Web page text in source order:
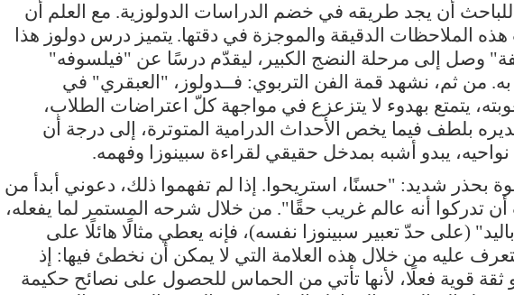
للباحث أن يجد طريقه في خضم الدراسات الدولوزية. مع العلم أن
الملاحظات الدقيقة والموجزة في دقتها. يتميز درس دولوز هذا
وصل إلى مرحلة النضج الكبير، ليقدّم درسًا عن "فيلسوفه"
من ثم، نشهد قمة الفن التربوي: فــدولوز، "العبقري" في
يتمتع بهدوء لا يتزعزع في مواجهة كلّ اعتراضات الطلاب،
بلطف فيما يخص الأحداث الدرامية المتوترة، إلى درجة أن
يبدو أشبه بمدخل حقيقي لقراءة سبينوزا وفهمه.
بحذر شديد: "حسنًا، استريحوا. إذا لم تفهموا ذلك، دعوني أبدأ من
تدركوا أنه عالم غريب حقًا". من خلال شرحه المستمر لما يفعله،
(على حدّ تعبير سبينوزا نفسه)، فإنه يعطي مثالًا هائلًا على
عليه من خلال هذه العلامة التي لا يمكن أن نخطئ فيها: إذ
ثقة قوية فعلًا، لأنها تأتي من الحماس للحصول على نصائح حكيمة